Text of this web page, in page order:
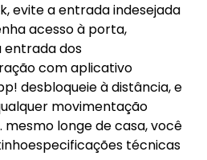
evite a entrada indesejada
acesso à porta,
entrada dos
com aplicativo
desbloqueie à distância, e
movimentação
longe de casa, você
técnicas